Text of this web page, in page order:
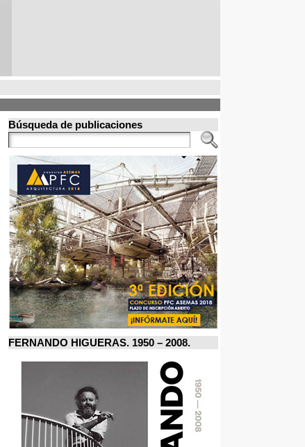
Búsqueda de publicaciones
FERNANDO HIGUERAS. 1950 – 2008.